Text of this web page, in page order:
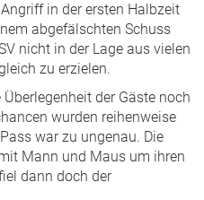
in der ersten Halbzeit
abgefälschten Schuss
nicht in der Lage aus vielen
zu erzielen.
der Gäste noch
wurden reihenweise
war zu ungenau. Die
Mann und Maus um ihren
dann doch der